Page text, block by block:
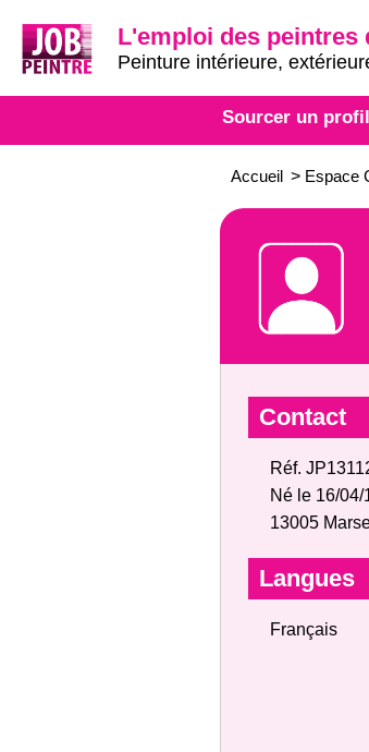
L'emploi des peintres
Peinture intérieure,
Sourcer un profil
Accueil > Espace
Contact
Réf.
Né le 16/04/
13005
Langues
Français